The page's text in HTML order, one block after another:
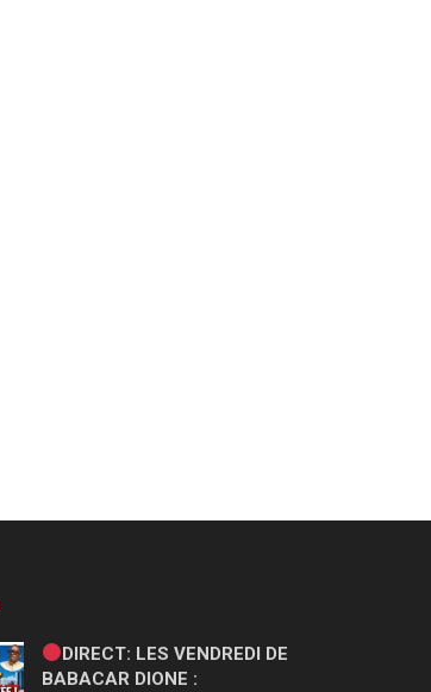
DIRECT: LES VENDREDI DE
BABACAR DIONE :